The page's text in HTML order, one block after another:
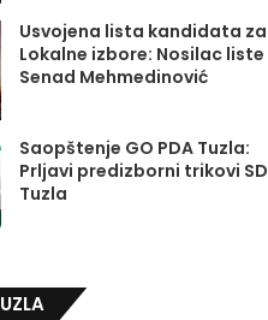
Usvojena lista kandidata za
Lokalne izbore: Nosilac liste
Senad Mehmedinović
Saopštenje GO PDA Tuzla:
Prljavi predizborni trikovi SD
Tuzla